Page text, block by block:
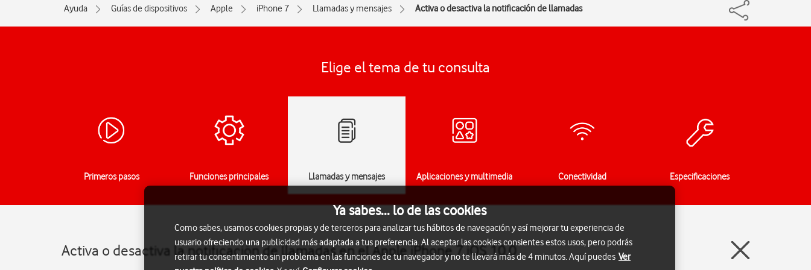
Ayuda Guías de dispositivos Apple iPhone 7 Llamadas y mensajes Activa o desactiva la notificación de llamadas
Elige el tema de tu consulta
Primeros pasos Funciones principales Llamadas y mensajes Aplicaciones y multimedia Conectividad Especificaciones
Activa o desactiva la notificación de llamadas en el Apple iPhone 7 iOS 10.0
Ya sabes... lo de las cookies
Como sabes, usamos cookies propias y de terceros para analizar tus hábitos de navegación y así mejorar tu experiencia de
usuario ofreciendo una publicidad más adaptada a tus preferencia. Al aceptar las cookies consientes estos usos, pero podrás
retirar tu consentimiento sin problema en las funciones de tu navegador y no te llevará más de 4 minutos. Aquí puedes Ver